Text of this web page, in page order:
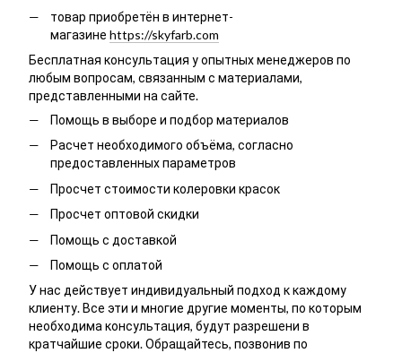
товар приобретён в интернет-
магазине https://skyfarb.com
Бесплатная консультация у опытных менеджеров по
любым вопросам, связанным с материалами,
представленными на сайте.
Помощь в выборе и подбор материалов
Расчет необходимого объёма, согласно
предоставленных параметров
Просчет стоимости колеровки красок
Просчет оптовой скидки
Помощь с доставкой
Помощь с оплатой
У нас действует индивидуальный подход к каждому
клиенту. Все эти и многие другие моменты, по которым
необходима консультация, будут разрешени в
кратчайшие сроки. Обращайтесь, позвонив по